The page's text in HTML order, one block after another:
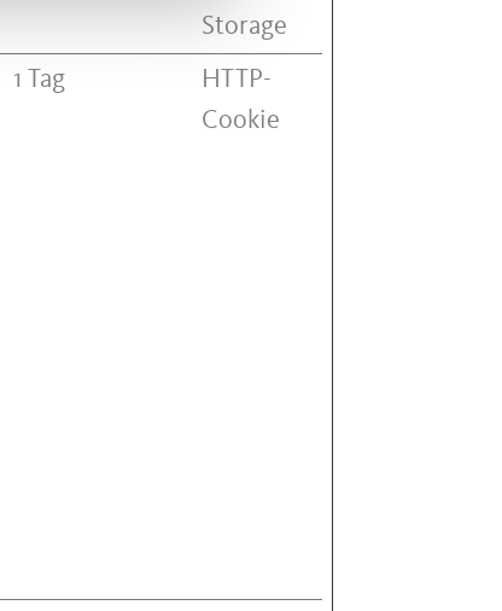
Storage
1 Tag
HTTP-
Cookie